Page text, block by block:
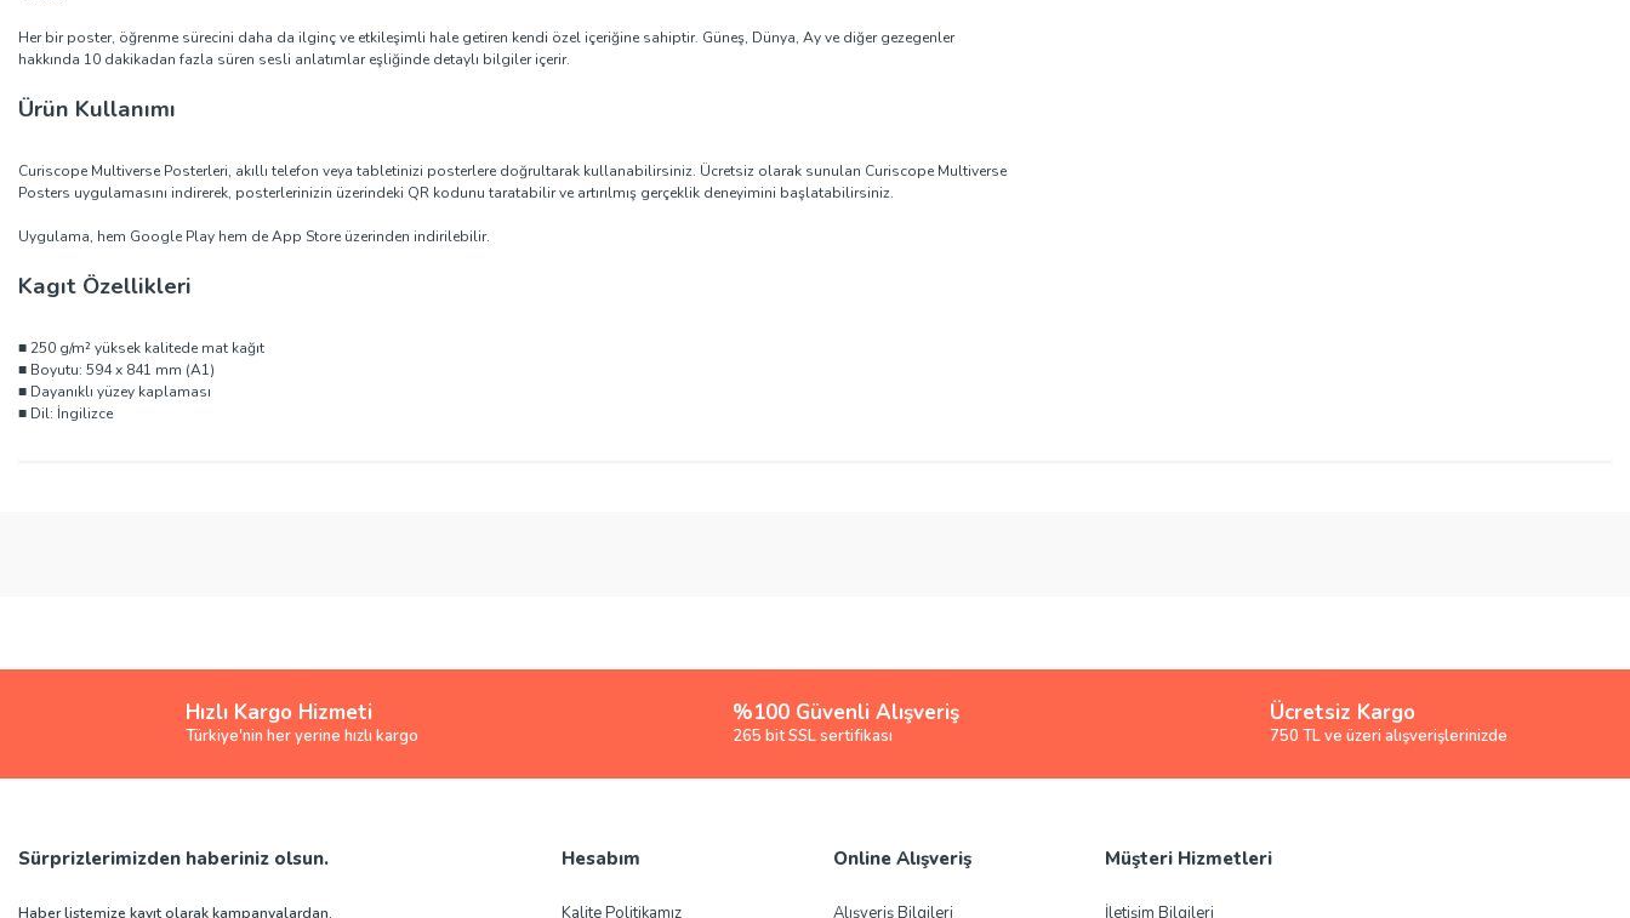
Her bir poster, öğrenme sürecini daha da ilginç ve etkileşimli hale getiren kendi özel içeriğine sahiptir. Güneş, Dünya, Ay ve diğer gezegenler
hakkında 10 dakikadan fazla süren sesli anlatımlar eşliğinde detaylı bilgiler içerir.
Ürün Kullanımı
Curiscope Multiverse Posterleri, akıllı telefon veya tabletinizi posterlere doğrultarak kullanabilirsiniz. Ücretsiz olarak sunulan Curiscope Multiverse
Posters uygulamasını indirerek, posterlerinizin üzerindeki QR kodunu taratabilir ve artırılmış gerçeklik deneyimini başlatabilirsiniz.
Uygulama, hem Google Play hem de App Store üzerinden indirilebilir.
Kagıt Özellikleri
■ 250 g/m² yüksek kalitede mat kağıt
■ Boyutu: 594 x 841 mm (A1)
■ Dayanıklı yüzey kaplaması
■ Dil: İngilizce
Bu ürüne benzer farklı alternatifler olmalı.
Hızlı Kargo Hizmeti
Türkiye'nin her yerine hızlı kargo
%100 Güvenli Alışveriş
265 bit SSL sertifikası
Ücretsiz Kargo
750 TL ve üzeri alışverişlerinizde
Sürprizlerimizden haberiniz olsun.
Haber listemize kayıt olarak kampanyalardan,
Hesabım
Kalite Politikamız
Online Alışveriş
Alışveriş Bilgileri
Müşteri Hizmetleri
İletişim Bilgileri